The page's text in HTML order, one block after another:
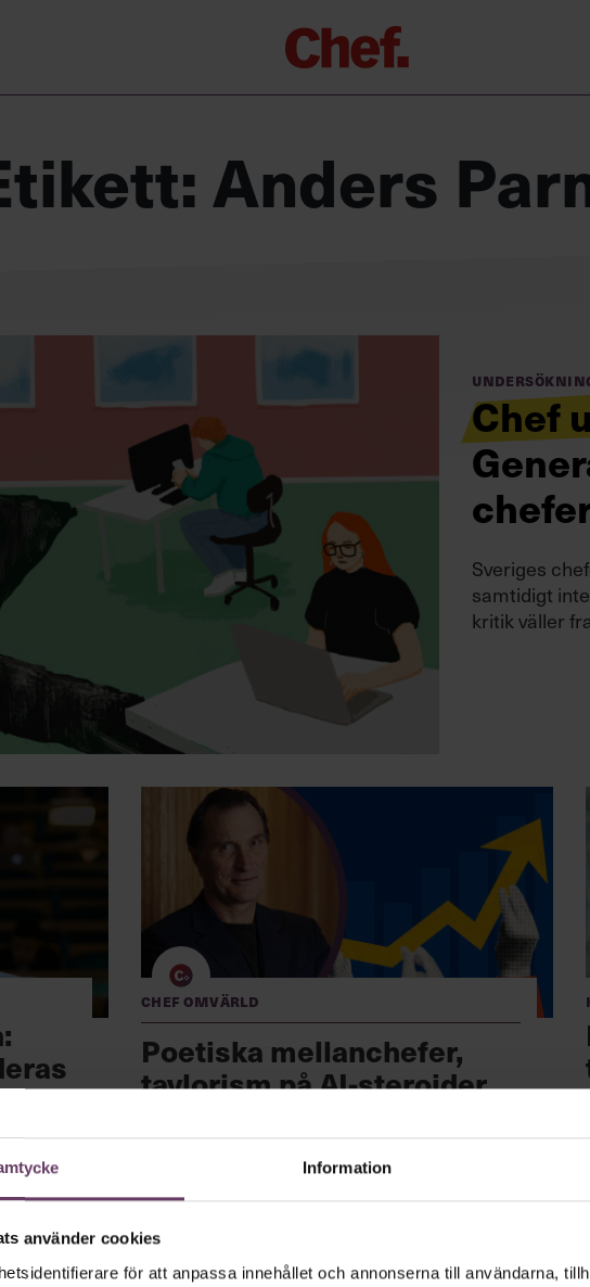
Information
använder cookies
för att anpassa innehållet och annonserna till användarna,
Chefakademin+
Masterclass
Verktyg i vardagen
Anders
Chef
Sveriges
samtidigt
kritik väller
i de unga
kan
Chef Omvärld
Poetiska mellanchefer,
taylorism på AI-steroider
på Linkedin
omvärldsspaning – endast tillgänglig för dig som har
Chefakademin+.